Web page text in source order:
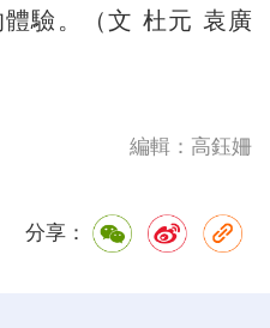
驗。（文 杜元 袁廣
編輯：高鈺姍
分享：